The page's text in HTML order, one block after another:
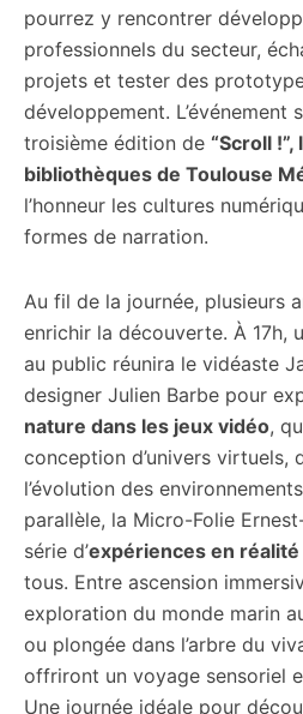
pourrez y rencontrer
professionnels du secteur,
projets et tester des
développement. L’événement
troisième édition de “Scroll
bibliothèques de Toulouse
l’honneur les cultures
formes de narration.
Au fil de la journée, plusieurs
enrichir la découverte. À 17h,
au public réunira le vidéaste
designer Julien Barbe pour
nature dans les jeux vidéo,
conception d’univers virtuels,
l’évolution des
parallèle, la Micro-Folie
série d’expériences en
tous. Entre ascension
exploration du monde marin
ou plongée dans l’arbre du
offriront un voyage sensoriel
Une journée idéale pour